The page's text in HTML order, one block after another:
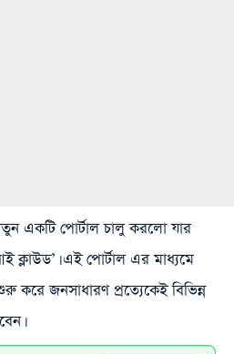
একটি পোর্টাল চালু করলো যার
ক্লাউড’। এই পোর্টাল এর মাধ্যমে
শুরু করে জনসাধারণ প্রত্যেকেই বিভিন্ন